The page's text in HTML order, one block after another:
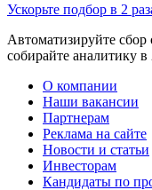
Ускорьте подбор в 2
Автоматизируйте сбор
собирайте аналитику в
О компании
Наши вакансии
Партнерам
Реклама на сайте
Новости и статьи
Инвесторам
Кандидаты по